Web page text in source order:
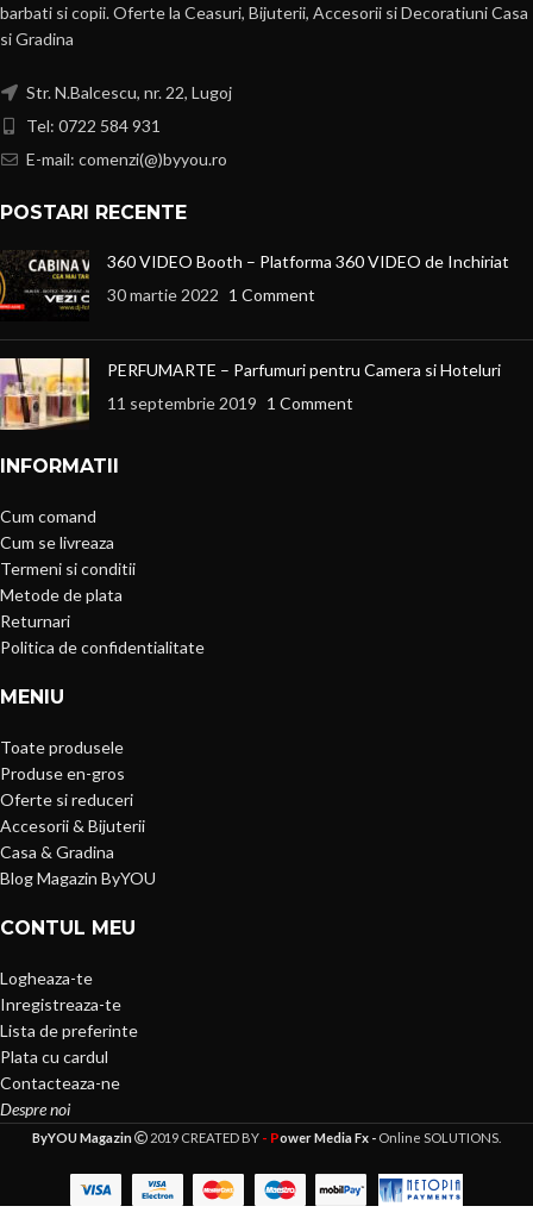
barbati si copii. Oferte la Ceasuri, Bijuterii, Accesorii si Decoratiuni Casa
si Gradina
Str. N.Balcescu, nr. 22, Lugoj
Tel: 0722 584 931
E-mail: comenzi(@)byyou.ro
POSTARI RECENTE
360 VIDEO Booth – Platforma 360 VIDEO de Inchiriat
30 martie 2022 1 Comment
PERFUMARTE – Parfumuri pentru Camera si Hoteluri
11 septembrie 2019 1 Comment
INFORMATII
Cum comand
Cum se livreaza
Termeni si conditii
Metode de plata
Returnari
Politica de confidentialitate
MENIU
Toate produsele
Produse en-gros
Oferte si reduceri
Accesorii & Bijuterii
Casa & Gradina
Blog Magazin ByYOU
CONTUL MEU
Logheaza-te
Inregistreaza-te
Lista de preferinte
Plata cu cardul
Contacteaza-ne
Despre noi
ByYOU Magazin 2019 CREATED BY - Power Media Fx - Online SOLUTIONS.